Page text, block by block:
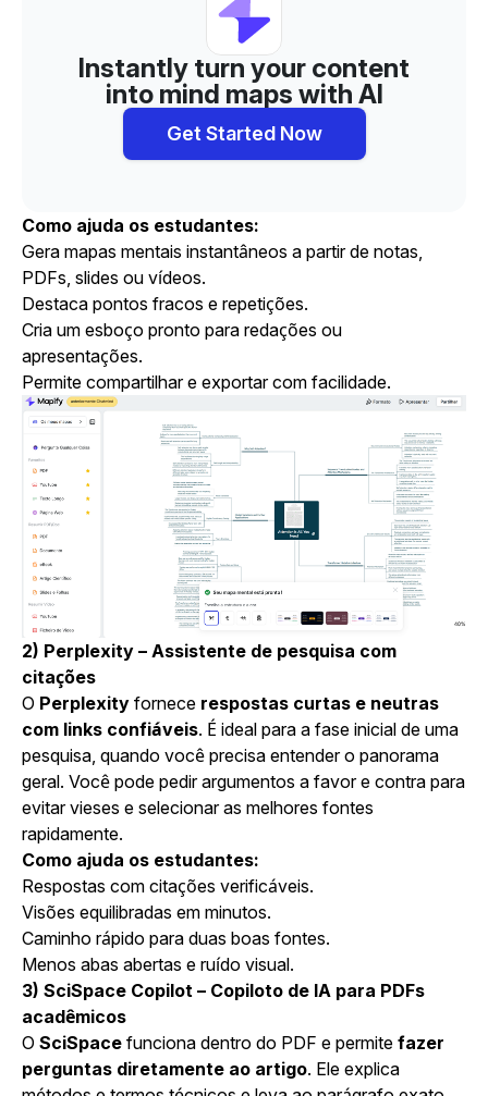
Instantly turn your content
into mind maps with AI
Get Started Now
Como ajuda os estudantes:
Gera mapas mentais instantâneos a partir de notas,
PDFs, slides ou vídeos.
Destaca pontos fracos e repetições.
Cria um esboço pronto para redações ou
apresentações.
Permite compartilhar e exportar com facilidade.
2) Perplexity – Assistente de pesquisa com
citações
O Perplexity fornece respostas curtas e neutras
com links confiáveis. É ideal para a fase inicial de uma
pesquisa, quando você precisa entender o panorama
geral. Você pode pedir argumentos a favor e contra para
evitar vieses e selecionar as melhores fontes
rapidamente.
Como ajuda os estudantes:
Respostas com citações verificáveis.
Visões equilibradas em minutos.
Caminho rápido para duas boas fontes.
Menos abas abertas e ruído visual.
3) SciSpace Copilot – Copiloto de IA para PDFs
acadêmicos
O SciSpace funciona dentro do PDF e permite fazer
perguntas diretamente ao artigo. Ele explica